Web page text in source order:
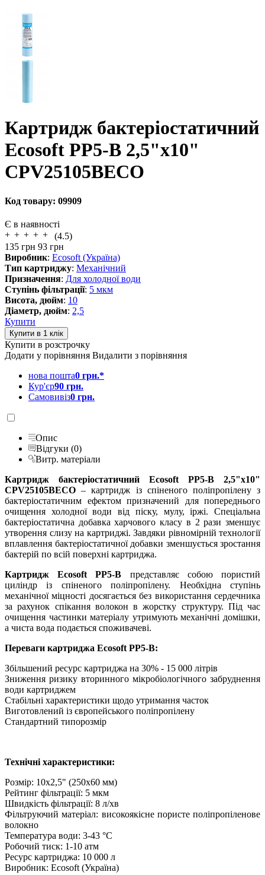
Картридж бактеріостатичний
Ecosoft PP5-B 2,5"x10"
CPV25105BECO
Код товару: 09909
Є в наявності
(4.5)
135 грн 93 грн
Виробник: Ecosoft (Україна)
Тип картриджу: Механічний
Призначення: Для холодної води
Ступінь фільтрації: 5 мкм
Висота, дюйм: 10
Діаметр, дюйм: 2,5
Купити
Купити в розстрочку
Додати у порівняння Видалити з порівняння
нова пошта0 грн.*
Кур'єр90 грн.
Самовивіз0 грн.
Опис
Відгуки (0)
Витр. матеріали
Картридж бактеріостатичний Ecosoft PP5-B 2,5"x10"
CPV25105BECO– картридж із спіненого поліпропілену з
бактеріостатичним ефектом призначений для попереднього
очищення холодної води від піску, мулу, іржі. Спеціальна
бактеріостатична добавка харчового класу в 2 рази зменшує
утворення слизу на картриджі. Завдяки рівномірній технології
вплавлення бактеріостатичної добавки зменшується зростання
бактерій по всій поверхні картриджа.
Картридж Ecosoft PP5-B представляє собою пористий
циліндр із спіненого поліпропілену. Необхідна ступінь
механічної міцності досягається без використання сердечника
за рахунок спікання волокон в жорстку структуру. Під час
очищення частинки матеріалу утримують механічні домішки,
а чиста вода подається споживачеві.
Переваги картриджа Ecosoft PP5-B:
Збільшений ресурс картриджа на 30% - 15 000 літрів
Зниження ризику вторинного мікробіологічного забруднення
води картриджем
Стабільні характеристики щодо утримання часток
Виготовлений із європейського поліпропілену
Стандартний типорозмір
Технічні характеристики:
Розмір: 10х2,5" (250х60 мм)
Рейтинг фільтрації: 5 мкм
Швидкість фільтрації: 8 л/хв
Фільтруючий матеріал: високоякісне пористе поліпропіленове
волокно
Температура води: 3-43 °C
Робочий тиск: 1-10 атм
Ресурс картриджа: 10 000 л
Виробник: Ecosoft (Україна)